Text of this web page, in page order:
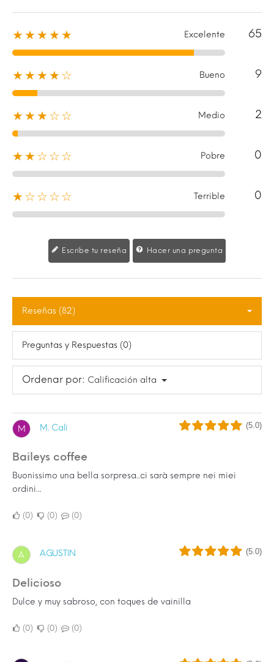
★★★★★ Excelente 65
★★★★☆ Bueno 9
★★★☆☆ Medio 2
★★☆☆☆ Pobre 0
★☆☆☆☆ Terrible 0
Escribe tu reseña Hacer una pregunta
Reseñas (82)
Preguntas y Respuestas (0)
Ordenar por: Calificación alta
M M. Cali (5.0)
Baileys coffee
Buonissimo una bella sorpresa..ci sarà sempre nei miei
ordini...
0 0 0
A AGUSTIN (5.0)
Delicioso
Dulce y muy sabroso, con toques de vainilla
0 0 0